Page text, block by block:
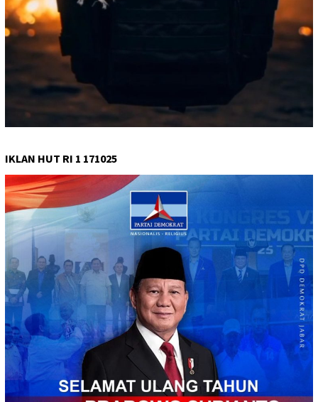
IKLAN HUT RI 1 171025